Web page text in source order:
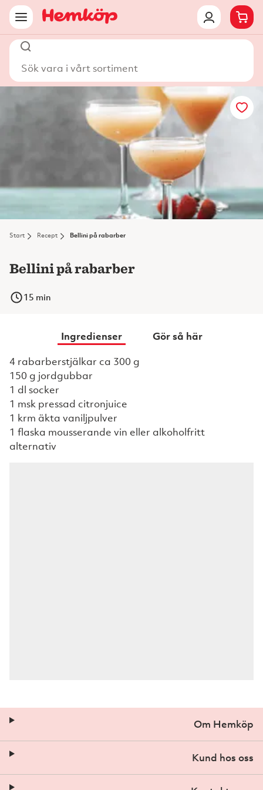
Start Recept Bellini på rabarber
Bellini på rabarber
15 min
Ingredienser
Gör så här
4 rabarberstjälkar ca 300 g
150 g jordgubbar
1 dl socker
1 msk pressad citronjuice
1 krm äkta vaniljpulver
1 flaska mousserande vin eller alkoholfritt
alternativ
Om Hemköp
Kund hos oss